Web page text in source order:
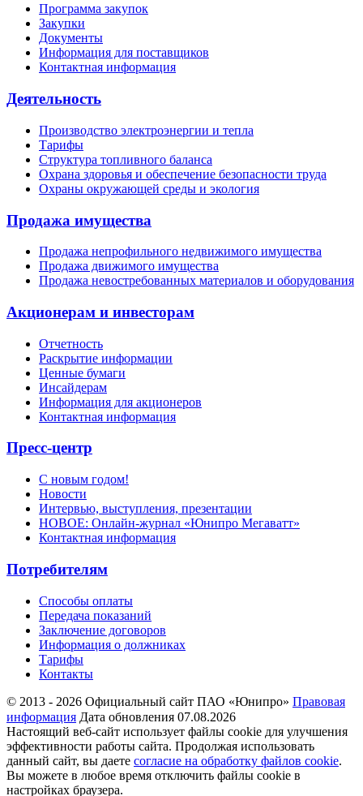
Программа закупок
Закупки
Документы
Информация для поставщиков
Контактная информация
Деятельность
Производство электроэнергии и тепла
Тарифы
Структура топливного баланса
Охрана здоровья и обеспечение безопасности труда
Охраны окружающей среды и экология
Продажа имущества
Продажа непрофильного недвижимого имущества
Продажа движимого имущества
Продажа невостребованных материалов и оборудования
Акционерам и инвесторам
Отчетность
Раскрытие информации
Ценные бумаги
Инсайдерам
Информация для акционеров
Контактная информация
Пресс-центр
С новым годом!
Новости
Интервью, выступления, презентации
НОВОЕ: Онлайн-журнал «Юнипро Мегаватт»
Контактная информация
Потребителям
Способы оплаты
Передача показаний
Заключение договоров
Информация о должниках
Тарифы
Контакты
© 2013 - 2026 Официальный сайт ПАО «Юнипро» Правовая
информация Дата обновления 07.08.2026
Настоящий веб-сайт использует файлы cookie для улучшения
эффективности работы сайта. Продолжая использовать
данный сайт, вы даете согласие на обработку файлов cookie.
Вы можете в любое время отключить файлы cookie в
настройках браузера.